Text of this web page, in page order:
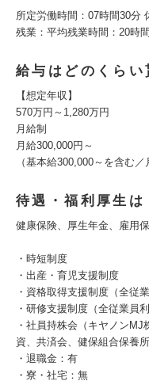
所定労働時間：07時間30分
残業：平均残業時間：20時間
給与はどのくらい
【想定年収】
570万円～1,280万円
月給制
月給300,000円～
（基本給300,000～を含む／
待遇・福利厚生は
健康保険、厚生年金、雇用
・時短制度
・出産・育児支援制度
・資格取得支援制度（全従
・研修支援制度（全従業員利
・社員持株会（キヤノン
資、共済会、健保組合保養
・退職金：有
・寮・社宅：無